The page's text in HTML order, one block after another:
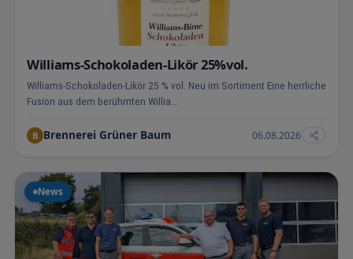
Williams-Schokoladen-Likör 25%vol.
Williams-Schokoladen-Likör 25 % vol. Neu im Sortiment Eine herrliche
Fusion aus dem berühmten Willia…
B Brennerei Grüner Baum 06.08.2026
News